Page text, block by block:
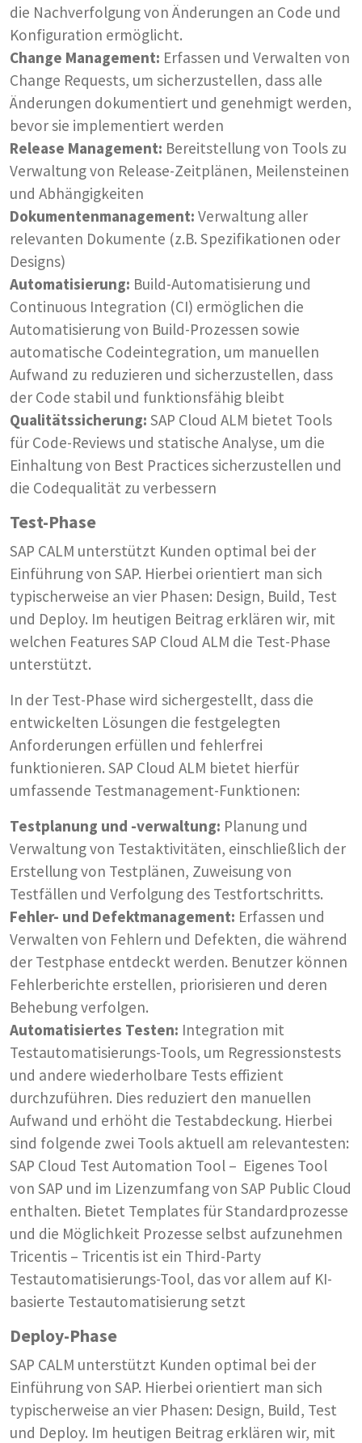
die Nachverfolgung von Änderungen an Code und
Konfiguration ermöglicht.
Change Management: Erfassen und Verwalten von
Change Requests, um sicherzustellen, dass alle
Änderungen dokumentiert und genehmigt werden,
bevor sie implementiert werden
Release Management: Bereitstellung von Tools zu
Verwaltung von Release-Zeitplänen, Meilensteinen
und Abhängigkeiten
Dokumentenmanagement: Verwaltung aller
relevanten Dokumente (z.B. Spezifikationen oder
Designs)
Automatisierung: Build-Automatisierung und
Continuous Integration (CI) ermöglichen die
Automatisierung von Build-Prozessen sowie
automatische Codeintegration, um manuellen
Aufwand zu reduzieren und sicherzustellen, dass
der Code stabil und funktionsfähig bleibt
Qualitätssicherung: SAP Cloud ALM bietet Tools
für Code-Reviews und statische Analyse, um die
Einhaltung von Best Practices sicherzustellen und
die Codequalität zu verbessern
Test-Phase
SAP CALM unterstützt Kunden optimal bei der
Einführung von SAP. Hierbei orientiert man sich
typischerweise an vier Phasen: Design, Build, Test
und Deploy. Im heutigen Beitrag erklären wir, mit
welchen Features SAP Cloud ALM die Test-Phase
unterstützt.
In der Test-Phase wird sichergestellt, dass die
entwickelten Lösungen die festgelegten
Anforderungen erfüllen und fehlerfrei
funktionieren. SAP Cloud ALM bietet hierfür
umfassende Testmanagement-Funktionen:
Testplanung und -verwaltung: Planung und
Verwaltung von Testaktivitäten, einschließlich der
Erstellung von Testplänen, Zuweisung von
Testfällen und Verfolgung des Testfortschritts.
Fehler- und Defektmanagement: Erfassen und
Verwalten von Fehlern und Defekten, die während
der Testphase entdeckt werden. Benutzer können
Fehlerberichte erstellen, priorisieren und deren
Behebung verfolgen.
Automatisiertes Testen: Integration mit
Testautomatisierungs-Tools, um Regressionstests
und andere wiederholbare Tests effizient
durchzuführen. Dies reduziert den manuellen
Aufwand und erhöht die Testabdeckung. Hierbei
sind folgende zwei Tools aktuell am relevantesten:
SAP Cloud Test Automation Tool – Eigenes Tool
von SAP und im Lizenzumfang von SAP Public Cloud
enthalten. Bietet Templates für Standardprozesse
und die Möglichkeit Prozesse selbst aufzunehmen
Tricentis – Tricentis ist ein Third-Party
Testautomatisierungs-Tool, das vor allem auf KI-
basierte Testautomatisierung setzt
Deploy-Phase
SAP CALM unterstützt Kunden optimal bei der
Einführung von SAP. Hierbei orientiert man sich
typischerweise an vier Phasen: Design, Build, Test
und Deploy. Im heutigen Beitrag erklären wir, mit